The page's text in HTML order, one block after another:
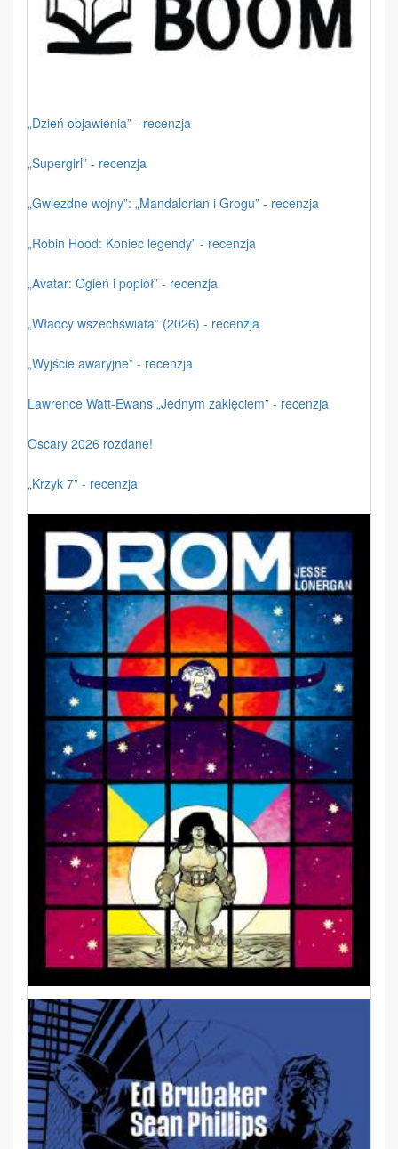
„Dzień objawienia” - recenzja
„Supergirl” - recenzja
„Gwiezdne wojny”: „Mandalorian i Grogu” - recenzja
„Robin Hood: Koniec legendy” - recenzja
„Avatar: Ogień i popiół” - recenzja
„Władcy wszechświata” (2026) - recenzja
„Wyjście awaryjne” - recenzja
Lawrence Watt-Ewans „Jednym zaklęciem” - recenzja
Oscary 2026 rozdane!
„Krzyk 7” - recenzja